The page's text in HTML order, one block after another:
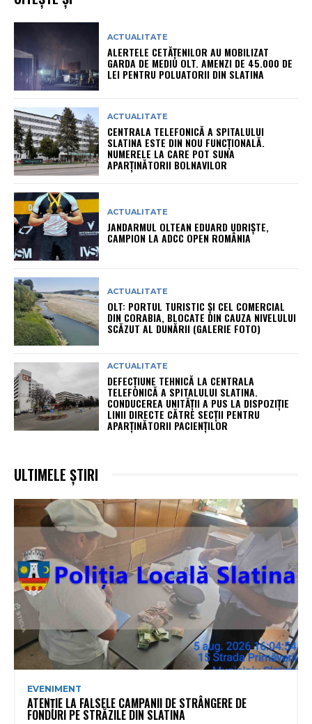
ACTUALITATE
ALERTELE CETĂȚENILOR AU MOBILIZAT
GARDA DE MEDIU OLT. AMENZI DE 45.000 DE
LEI PENTRU POLUATORII DIN SLATINA
ACTUALITATE
CENTRALA TELEFONICĂ A SPITALULUI
SLATINA ESTE DIN NOU FUNCȚIONALĂ.
NUMERELE LA CARE POT SUNA
APARȚINĂTORII BOLNAVILOR
ACTUALITATE
JANDARMUL OLTEAN EDUARD UDRIȘTE,
CAMPION LA ADCC OPEN ROMÂNIA
ACTUALITATE
OLT: PORTUL TURISTIC ȘI CEL COMERCIAL
DIN CORABIA, BLOCATE DIN CAUZA NIVELULUI
SCĂZUT AL DUNĂRII (GALERIE FOTO)
ACTUALITATE
DEFECȚIUNE TEHNICĂ LA CENTRALA
TELEFONICĂ A SPITALULUI SLATINA.
CONDUCEREA UNITĂȚII A PUS LA DISPOZIȚIE
LINII DIRECTE CĂTRE SECȚII PENTRU
APARȚINĂTORII PACIENȚILOR
ULTIMELE ȘTIRI
EVENIMENT
ATENȚIE LA FALSELE CAMPANII DE STRÂNGERE DE
FONDURI PE STRĂZILE DIN SLATINA